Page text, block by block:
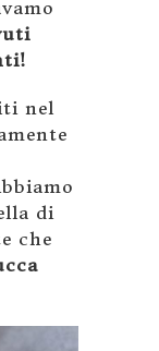
nel
di
che